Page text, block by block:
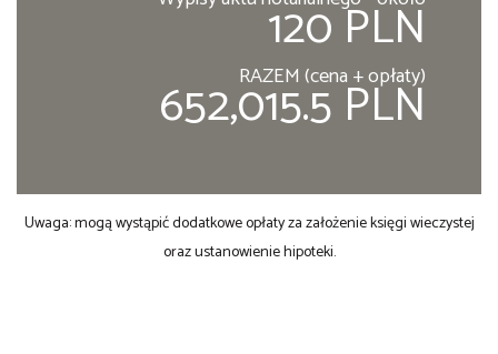
120 PLN
RAZEM (cena + opłaty)
652,015.5 PLN
Uwaga: mogą wystąpić dodatkowe opłaty za założenie księgi wieczystej
oraz ustanowienie hipoteki.